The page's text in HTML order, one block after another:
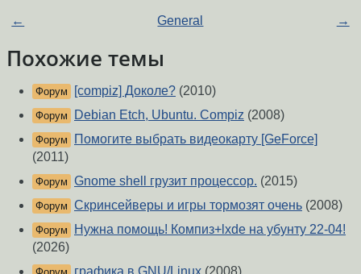
← General →
Похожие темы
Форум [compiz] Доколе? (2010)
Форум Debian Etch, Ubuntu. Compiz (2008)
Форум
Помогите выбрать видеокарту [GeForce]
(2011)
Форум Gnome shell грузит процессор. (2015)
Форум Скринсейверы и игры тормозят очень (2008)
Форум
Нужна помощь! Компиз+lxde на убунту 22-04!
(2026)
графика в GNU/Linux (2008)